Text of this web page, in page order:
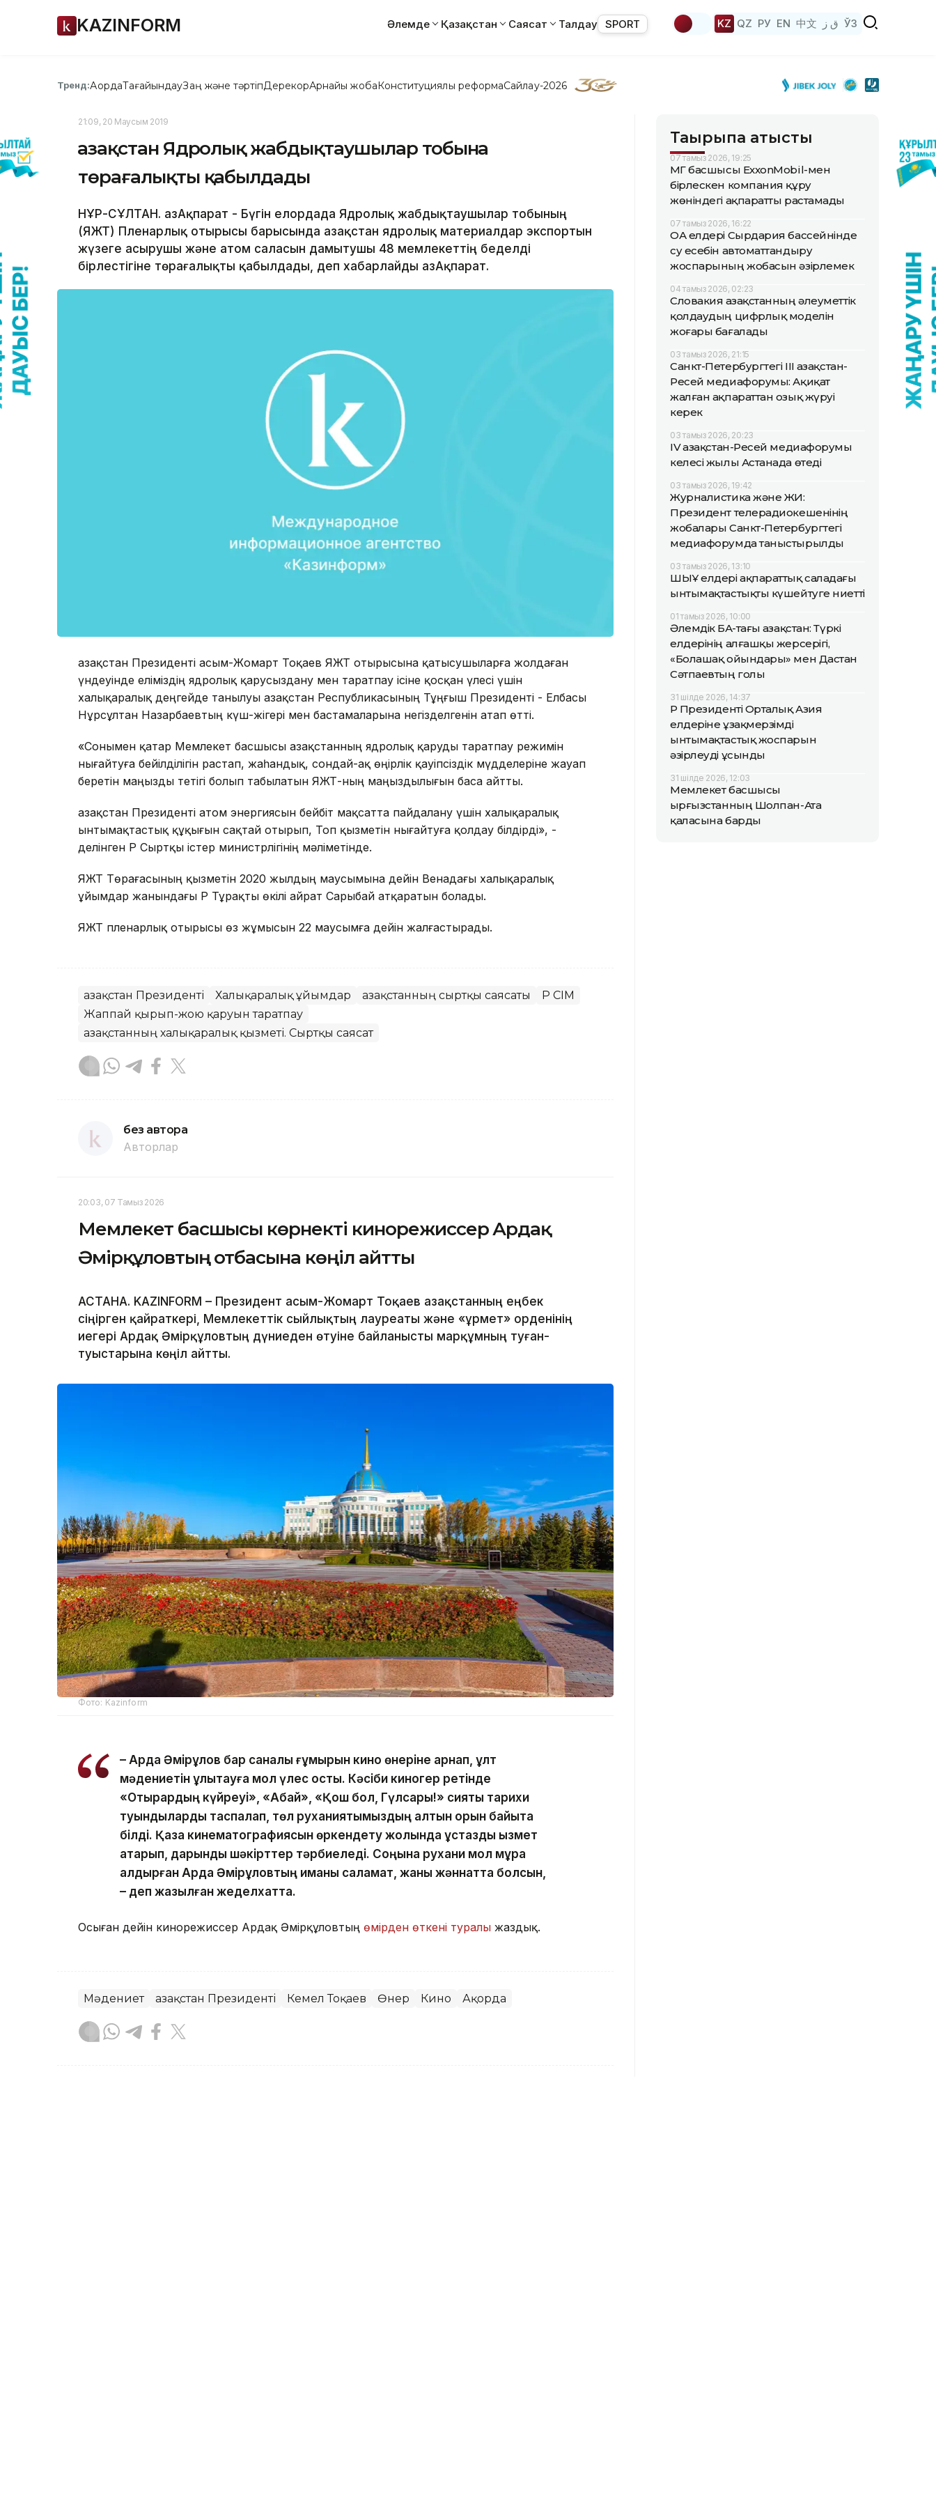
KAZINFORM Әлемде Қазақстан Саясат Талдау SPORT KZ QZ РУ EN 中文 ق ز ЎЗ
Тренд:АқордаТағайындауЗаң және тәртіпДерекқорАрнайы жобаКонституциялық реформаСайлау-2026
21:09, 20 Маусым 2019
Қазақстан Ядролық жабдықтаушылар тобына
төрағалықты қабылдады
НҰР-СҰЛТАН. ҚазАқпарат - Бүгін елордада Ядролық жабдықтаушылар тобының
(ЯЖТ) Пленарлық отырысы барысында Қазақстан ядролық материалдар экспортын
жүзеге асырушы және атом саласын дамытушы 48 мемлекеттің беделді
бірлестігіне төрағалықты қабылдады, деп хабарлайды ҚазАқпарат.
Қазақстан Президенті Қасым-Жомарт Тоқаев ЯЖТ отырысына қатысушыларға жолдаған
үндеуінде еліміздің ядролық қарусыздану мен таратпау ісіне қосқан үлесі үшін
халықаралық деңгейде танылуы Қазақстан Республикасының Тұңғыш Президенті - Елбасы
Нұрсұлтан Назарбаевтың күш-жігері мен бастамаларына негізделгенін атап өтті.
«Сонымен қатар Мемлекет басшысы Қазақстанның ядролық қаруды таратпау режимін
нығайтуға бейілділігін растап, жаһандық, сондай-ақ өңірлік қауіпсіздік мүдделеріне жауап
беретін маңызды тетігі болып табылатын ЯЖТ-ның маңыздылығын баса айтты.
Қазақстан Президенті атом энергиясын бейбіт мақсатта пайдалану үшін халықаралық
ынтымақтастық құқығын сақтай отырып, Топ қызметін нығайтуға қолдау білдірді», -
делінген ҚР Сыртқы істер министрлігінің мәліметінде.
ЯЖТ Төрағасының қызметін 2020 жылдың маусымына дейін Венадағы халықаралық
ұйымдар жанындағы ҚР Тұрақты өкілі Қайрат Сарыбай атқаратын болады.
ЯЖТ пленарлық отырысы өз жұмысын 22 маусымға дейін жалғастырады.
Қазақстан Президенті Халықаралық ұйымдар Қазақстанның сыртқы саясаты
ҚР СІМ
Жаппай қырып-жою қаруын таратпау
Қазақстанның халықаралық қызметі. Сыртқы саясат
без автора
Авторлар
20:03, 07 Тамыз 2026
Мемлекет басшысы көрнекті кинорежиссер Ардақ
Әмірқұловтың отбасына көңіл айтты
АСТАНА. KAZINFORM – Президент Қасым-Жомарт Тоқаев Қазақстанның еңбек
сіңірген қайраткері, Мемлекеттік сыйлықтың лауреаты және «Құрмет» орденінің
иегері Ардақ Әмірқұловтың дүниеден өтуіне байланысты марқұмның туған-
туыстарына көңіл айтты.
Фото: Kazinform
– Ардақ Әмірқұлов бар саналы ғұмырын кино өнеріне арнап, ұлт
мәдениетін ұлықтауға мол үлес қосты. Кәсіби киногер ретінде
«Отырардың күйреуі», «Абай», «Қош бол, Гүлсары!» сияқты тарихи
туындыларды таспалап, төл руханиятымыздың алтын қорын байыта
білді. Қазақ кинематографиясын өркендету жолында ұстаздық қызмет
атқарып, дарынды шәкірттер тәрбиеледі. Соңына рухани мол мұра
қалдырған Ардақ Әмірқұловтың иманы саламат, жаны жәннатта болсын,
– деп жазылған жеделхатта.
Осыған дейін кинорежиссер Ардақ Әмірқұловтың өмірден өткені туралы жаздық.
Мәдениет Қазақстан Президенті Кемел Тоқаев Өнер Кино Ақорда
Тақырыпқа қатысты
07 тамыз 2026, 19:25
ҚМГ басшысы ExxonMobil-мен
бірлескен компания құру
жөніндегі ақпаратты растамады
07 тамыз 2026, 16:22
ОА елдері Сырдария бассейнінде
су есебін автоматтандыру
жоспарының жобасын әзірлемек
04 тамыз 2026, 02:23
Словакия Қазақстанның әлеуметтік
қолдаудың цифрлық моделін
жоғары бағалады
03 тамыз 2026, 21:15
Санкт-Петербургтегі III Қазақстан-
Ресей медиафорумы: Ақиқат
жалған ақпараттан озық жүруі
керек
03 тамыз 2026, 20:23
IV Қазақстан-Ресей медиафорумы
келесі жылы Астанада өтеді
03 тамыз 2026, 19:42
Журналистика және ЖИ:
Президент телерадиокешенінің
жобалары Санкт-Петербургтегі
медиафорумда таныстырылды
03 тамыз 2026, 13:10
ШЫҰ елдері ақпараттық саладағы
ынтымақтастықты күшейтуге ниетті
01 тамыз 2026, 10:00
Әлемдік БАҚ-тағы Қазақстан: Түркі
елдерінің алғашқы жерсерігі,
«Болашақ ойындары» мен Дастан
Сәтпаевтың голы
31 шілде 2026, 14:37
ҚР Президенті Орталық Азия
елдеріне ұзақмерзімді
ынтымақтастық жоспарын
әзірлеуді ұсынды
31 шілде 2026, 12:03
Мемлекет басшысы
Қырғызстанның Шолпан-Ата
қаласына барды